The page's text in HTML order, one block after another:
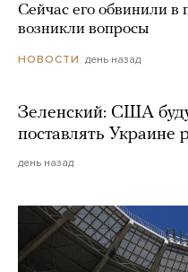
Сейчас его обвинили в
возникли вопросы
НОВОСТИ день назад
Зеленский: США
поставлять Украине
день назад